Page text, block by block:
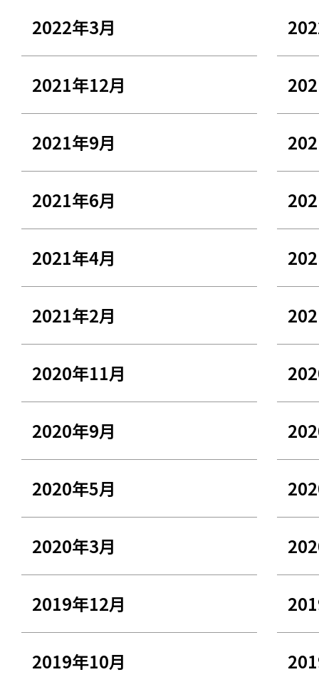
2022年3月
2021年12月
2021年9月
2021年6月
2021年4月
2021年2月
2020年11月
2020年9月
2020年5月
2020年3月
2019年12月
2019年10月